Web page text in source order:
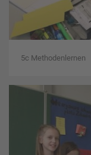
5c Methodenlernen